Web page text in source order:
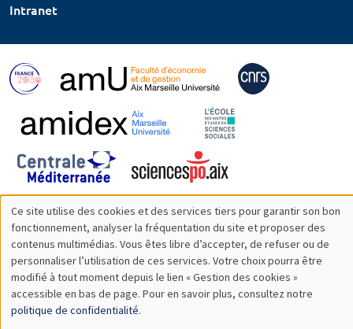
Intranet
Utilisation
des
données
personnelles
Ce site utilise des cookies et des services tiers pour garantir son bon
fonctionnement, analyser la fréquentation du site et proposer des
contenus multimédias. Vous êtes libre d’accepter, de refuser ou de
personnaliser l’utilisation de ces services. Votre choix pourra être
modifié à tout moment depuis le lien « Gestion des cookies »
accessible en bas de page. Pour en savoir plus, consultez notre
politique de confidentialité.